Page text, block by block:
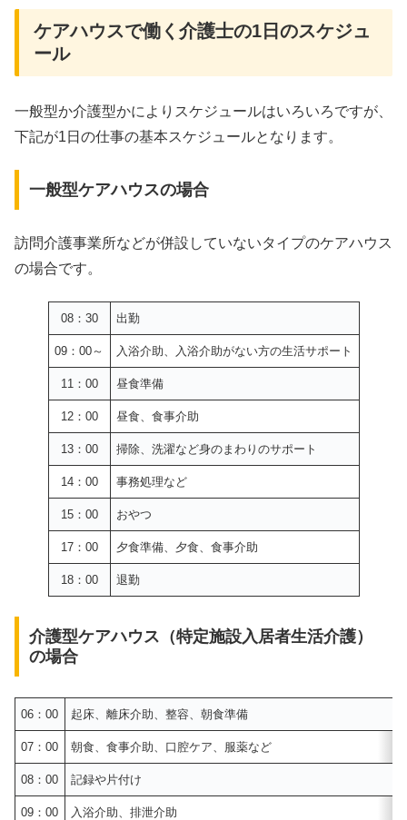
ケアハウスで働く介護士の1日のスケジュ
ール
一般型か介護型かによりスケジュールはいろいろですが、
下記が1日の仕事の基本スケジュールとなります。
一般型ケアハウスの場合
訪問介護事業所などが併設していないタイプのケアハウス
の場合です。
08：30 出勤
09：00～ 入浴介助、入浴介助がない方の生活サポート
11：00 昼食準備
12：00 昼食、食事介助
13：00 掃除、洗濯など身のまわりのサポート
14：00 事務処理など
15：00 おやつ
17：00 夕食準備、夕食、食事介助
18：00 退勤
介護型ケアハウス（特定施設入居者生活介護）
の場合
06：00 起床、離床介助、整容、朝食準備
07：00 朝食、食事介助、口腔ケア、服薬など
08：00 記録や片付け
09：00 入浴介助、排泄介助